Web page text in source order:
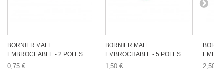
BORNIER MALE
EMBROCHABLE - 2 POLES
0,75 €
BORNIER MALE
EMBROCHABLE - 5 POLES
1,50 €
2,50 €